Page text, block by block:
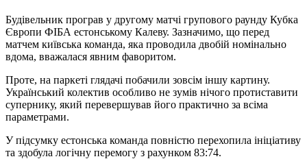
Будівельник програв у другому матчі групового раунду Кубка
Європи ФІБА естонському Калеву. Зазначимо, що перед
матчем київська команда, яка проводила двобій номінально
вдома, вважалася явним фаворитом.
Проте, на паркеті глядачі побачили зовсім іншу картину.
Український колектив особливо не зумів нічого протиставити
супернику, який перевершував його практично за всіма
параметрами.
У підсумку естонська команда повністю перехопила ініціативу
та здобула логічну перемогу з рахунком 83:74.